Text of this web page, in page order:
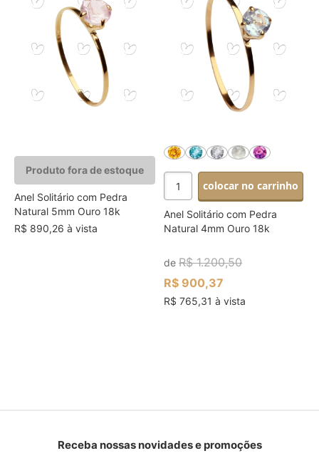
Produto fora de estoque
Anel Solitário com Pedra
Natural 5mm Ouro 18k
R$ 890,26 à vista
colocar no carrinho
Anel Solitário com Pedra
Natural 4mm Ouro 18k
deR$ 1.200,50
R$ 900,37
R$ 765,31 à vista
Receba nossas novidades e promoções